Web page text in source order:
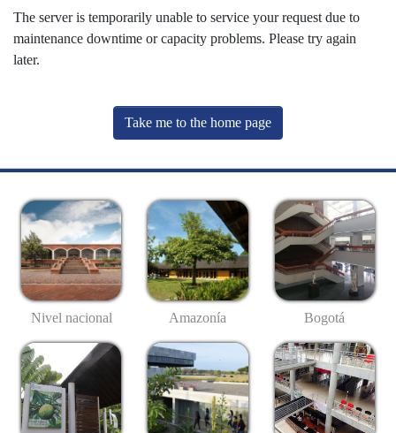
The server is temporarily unable to service your request due to
maintenance downtime or capacity problems. Please try again
later.
Take me to the home page
Nivel nacional Amazonía Bogotá